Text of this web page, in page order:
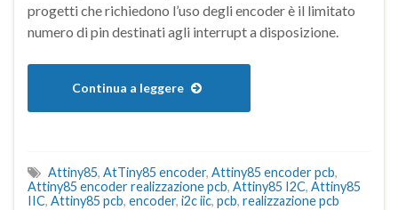
progetti che richiedono l’uso degli encoder è il limitato
numero di pin destinati agli interrupt a disposizione.
Continua a leggere
Attiny85, AtTiny85 encoder, Attiny85 encoder pcb,
Attiny85 encoder realizzazione pcb, Attiny85 I2C, Attiny85
IIC, Attiny85 pcb, encoder, i2c iic, pcb, realizzazione pcb